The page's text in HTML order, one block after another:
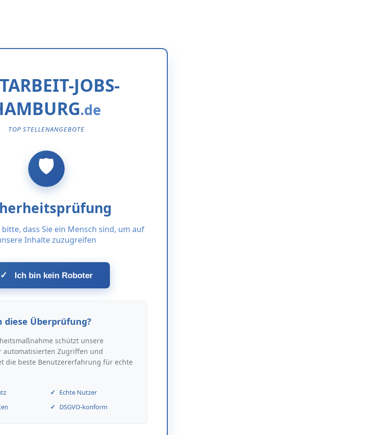
JOBS-
TOP STELLENANGEBOTE
bitte, dass Sie ein Mensch sind, um auf
Inhalte zuzugreifen
✓ Ich bin kein Roboter
diese Überprüfung?
schützt unsere
automatisierten Zugriffen und
die beste Benutzererfahrung für echte
Echte Nutzer
DSGVO-konform